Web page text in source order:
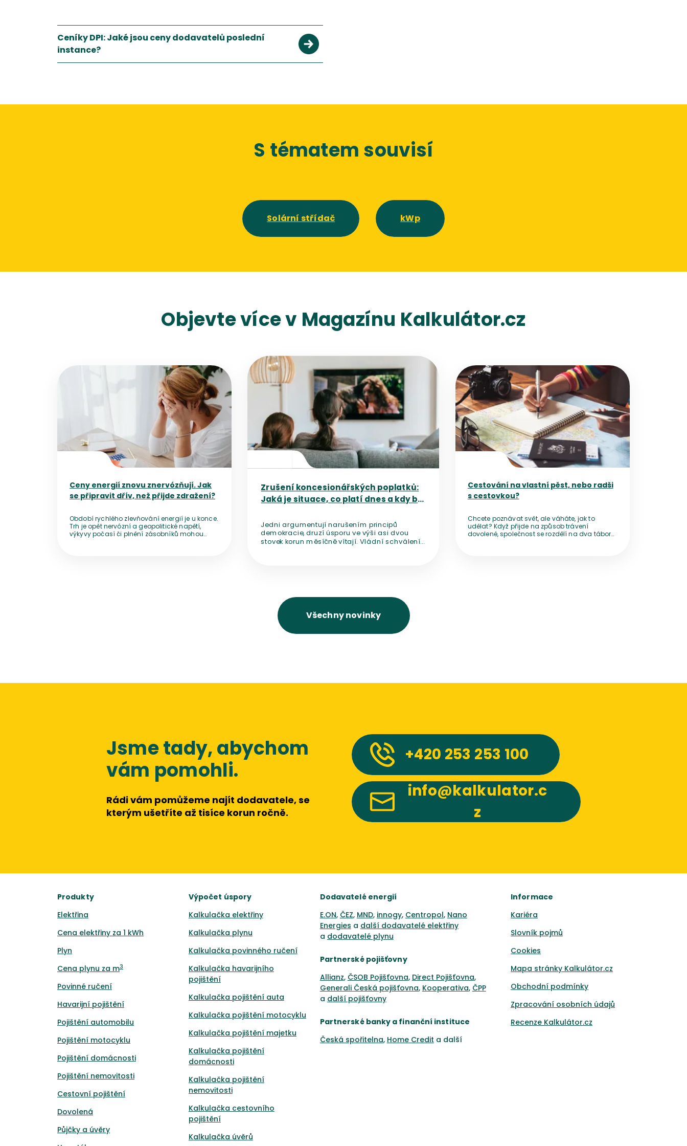
Ceníky DPI: Jaké jsou ceny dodavatelů poslední
instance?
S tématem souvisí
Solární střídač kWp
Objevte více v Magazínu Kalkulátor.cz
Ceny energií znovu znervózňují. Jak
se připravit dřív, než přijde zdražení?
Období rychlého zlevňování energií je u konce.
Trh je opět nervózní a geopolitické napětí,
výkyvy počasí či plnění zásobníků mohou
Přejít na detail článku
Zrušení koncesionářských poplatků:
Jaká je situace, co platí dnes a kdy by
Jedni argumentují narušením principů
demokracie, druzí úsporu ve výši asi dvou
stovek korun měsíčně vítají. Vládní schválení
Přejít na detail článku
Cestování na vlastní pěst, nebo radši
s cestovkou?
Chcete poznávat svět, ale váháte, jak to
udělat? Když přijde na způsob trávení
dovolené, společnost se rozdělí na dva tábory
Přejít na detail článku
Všechny novinky
Jsme tady, abychom
vám pomohli.
Rádi vám pomůžeme najít dodavatele, se
kterým ušetříte až tisíce korun ročně.
+420 253 253 100
info@kalkulator.c
z
Produkty
Elektřina
Cena elektřiny za 1 kWh
Plyn
Cena plynu za m3
Povinné ručení
Havarijní pojištění
Pojištění automobilu
Pojištění motocyklu
Pojištění domácnosti
Pojištění nemovitosti
Cestovní pojištění
Dovolená
Půjčky a úvěry
Výpočet úspory
Kalkulačka elektřiny
Kalkulačka plynu
Kalkulačka povinného ručení
Kalkulačka havarijního
pojištění
Kalkulačka pojištění auta
Kalkulačka pojištění motocyklu
Kalkulačka pojištění majetku
Kalkulačka pojištění
domácnosti
Kalkulačka pojištění
nemovitosti
Kalkulačka cestovního
pojištění
Kalkulačka úvěrů
Dodavatelé energií
E.ON, ČEZ, MND, innogy, Centropol, Nano
Energies a další dodavatelé elektřiny
a dodavatelé plynu
Partnerské pojišťovny
Allianz, ČSOB Pojišťovna, Direct Pojišťovna,
Generali Česká pojišťovna, Kooperativa, ČPP
a další pojišťovny
Partnerské banky a finanční instituce
Česká spořitelna, Home Credit a další
Informace
Kariéra
Slovník pojmů
Cookies
Mapa stránky Kalkulátor.cz
Obchodní podmínky
Zpracování osobních údajů
Recenze Kalkulátor.cz